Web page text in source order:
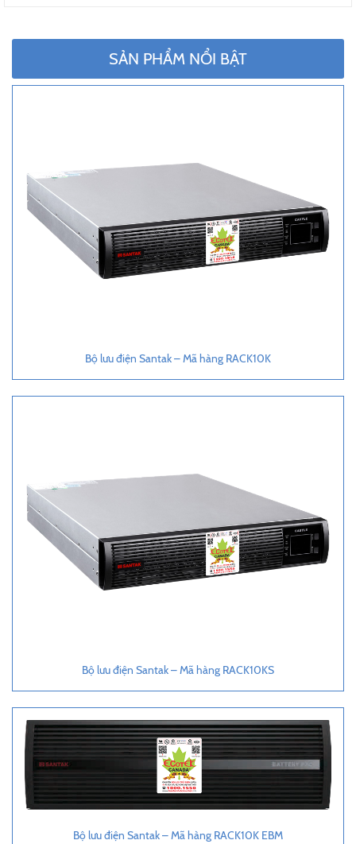
SẢN PHẨM NỔI BẬT
Bộ lưu điện Santak – Mã hàng RACK10K
Bộ lưu điện Santak – Mã hàng RACK10KS
Bộ lưu điện Santak – Mã hàng RACK10K EBM